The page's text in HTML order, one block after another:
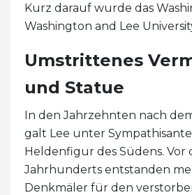
Kurz darauf wurde das
Washington and Lee
Umstrittenes
und Statue
In den Jahrzehnten nach
galt Lee unter
Heldenfigur des Südens. Vor
Jahrhunderts entstanden
Denkmäler für den